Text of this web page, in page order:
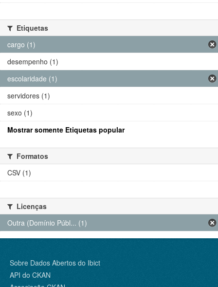
Etiquetas
cargo (1)
desempenho (1)
escolaridade (1)
servidores (1)
sexo (1)
Mostrar somente Etiquetas popular
Formatos
CSV (1)
Licenças
Outra (Domínio Públ... (1)
Sobre Dados Abertos do Ibict
API do CKAN